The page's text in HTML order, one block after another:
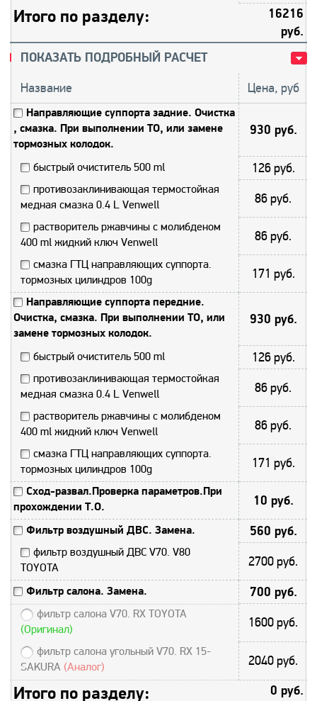
Итого по разделу:
16216
руб.
ПОКАЗАТЬ ПОДРОБНЫЙ РАСЧЕТ
Название Цена, руб
Направляющие суппорта задние. Очистка
, смазка. При выполнении ТО, или замене
тормозных колодок.
930 руб.
быстрый очиститель 500 ml 126 руб.
противозаклинивающая термостойкая
медная смазка 0.4 L Venwell
86 руб.
растворитель ржавчины с молибденом
400 ml жидкий ключ Venwell
86 руб.
смазка ГТЦ направляющих суппорта.
тормозных цилиндров 100g
171 руб.
Направляющие суппорта передние.
Очистка, смазка. При выполнении ТО, или
замене тормозных колодок.
930 руб.
быстрый очиститель 500 ml 126 руб.
противозаклинивающая термостойкая
медная смазка 0.4 L Venwell
86 руб.
растворитель ржавчины с молибденом
400 ml жидкий ключ Venwell
86 руб.
смазка ГТЦ направляющих суппорта.
тормозных цилиндров 100g
171 руб.
Сход-развал.Проверка параметров.При
прохождении Т.О.
10 руб.
Фильтр воздушный ДВС. Замена. 560 руб.
фильтр воздушный ДВС V70. V80
TOYOTA
2700 руб.
Фильтр салона. Замена. 700 руб.
фильтр салона V70. RX TOYOTA
(Оригинал)
1600 руб.
фильтр салона угольный V70. RX 15-
SAKURA (Аналог) 2040 руб.
Итого по разделу: 0 руб.